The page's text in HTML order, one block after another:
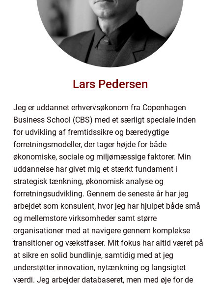
Lars Pedersen
Jeg er uddannet erhvervsøkonom fra Copenhagen
Business School (CBS) med et særligt speciale inden
for udvikling af fremtidssikre og bæredygtige
forretningsmodeller, der tager højde for både
økonomiske, sociale og miljømæssige faktorer. Min
uddannelse har givet mig et stærkt fundament i
strategisk tænkning, økonomisk analyse og
forretningsudvikling. Gennem de seneste år har jeg
arbejdet som konsulent, hvor jeg har hjulpet både små
og mellemstore virksomheder samt større
organisationer med at navigere gennem komplekse
transitioner og vækstfaser. Mit fokus har altid været på
at sikre en solid bundlinje, samtidig med at jeg
understøtter innovation, nytænkning og langsigtet
værdi. Jeg arbejder databaseret, men med øje for de